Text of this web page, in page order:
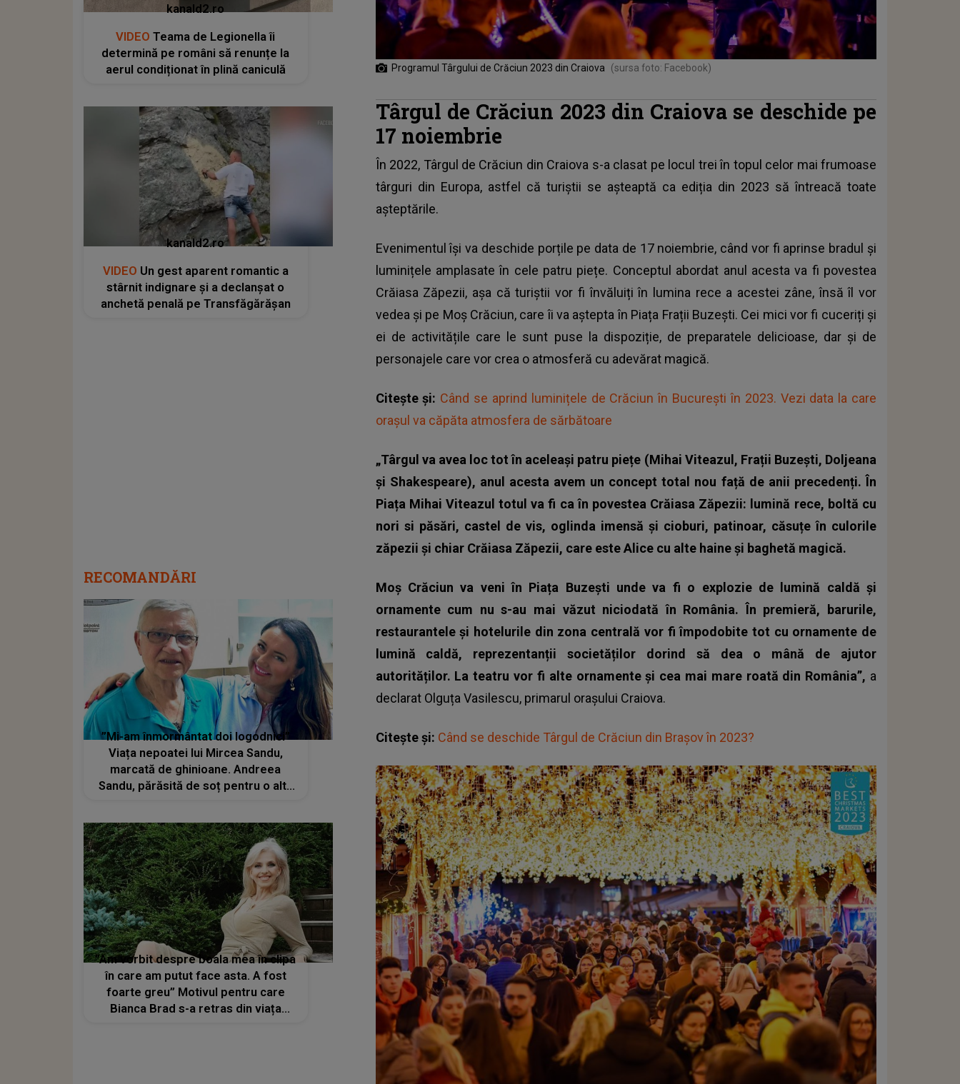
Programul Târgului de Crăciun 2023 din Craiova (sursa foto: Facebook)
Târgul de Crăciun 2023 din Craiova se deschide pe
17 noiembrie
În 2022, Târgul de Crăciun din Craiova s-a clasat pe locul trei în topul celor mai frumoase
târguri din Europa, astfel că turiștii se așteaptă ca ediția din 2023 să întreacă toate
așteptările.
Evenimentul își va deschide porțile pe data de 17 noiembrie, când vor fi aprinse bradul și
luminițele amplasate în cele patru piețe. Conceptul abordat anul acesta va fi povestea
Crăiasa Zăpezii, așa că turiștii vor fi învăluiți în lumina rece a acestei zâne, însă îl vor
vedea și pe Moș Crăciun, care îi va aștepta în Piața Frații Buzești. Cei mici vor fi cuceriți și
ei de activitățile care le sunt puse la dispoziție, de preparatele delicioase, dar și de
personajele care vor crea o atmosferă cu adevărat magică.
Citește și: Când se aprind luminițele de Crăciun în București în 2023. Vezi data la care
orașul va căpăta atmosfera de sărbătoare
„Târgul va avea loc tot în aceleași patru piețe (Mihai Viteazul, Frații Buzești, Doljeana
și Shakespeare), anul acesta avem un concept total nou față de anii precedenți. În
Piața Mihai Viteazul totul va fi ca în povestea Crăiasa Zăpezii: lumină rece, boltă cu
nori si păsări, castel de vis, oglinda imensă și cioburi, patinoar, căsuțe în culorile
zăpezii și chiar Crăiasa Zăpezii, care este Alice cu alte haine și baghetă magică.
Moș Crăciun va veni în Piața Buzești unde va fi o explozie de lumină caldă și
ornamente cum nu s-au mai văzut niciodată în România. În premieră, barurile,
restaurantele și hotelurile din zona centrală vor fi împodobite tot cu ornamente de
lumină caldă, reprezentanții societăților dorind să dea o mână de ajutor
autorităților. La teatru vor fi alte ornamente și cea mai mare roată din România”, a
declarat Olguța Vasilescu, primarul orașului Craiova.
Citește și: Când se deschide Târgul de Crăciun din Brașov în 2023?
kanald2.ro
VIDEO Teama de Legionella îi
determină pe români să renunțe la
aerul condiționat în plină caniculă
kanald2.ro
VIDEO Un gest aparent romantic a
stârnit indignare și a declanșat o
anchetă penală pe Transfăgărășan
RECOMANDĂRI
”Mi-am înmormântat doi logodnici”
Viața nepoatei lui Mircea Sandu,
marcată de ghinioane. Andreea
Sandu, părăsită de soț pentru o altă
”Am vorbit despre boala mea în clipa
în care am putut face asta. A fost
foarte greu” Motivul pentru care
Bianca Brad s-a retras din viața